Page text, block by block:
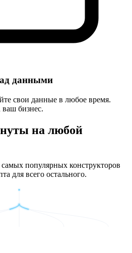
данными
свои данные в любое время.
бизнес.
на любой
популярных конструкторов
для всего остального.